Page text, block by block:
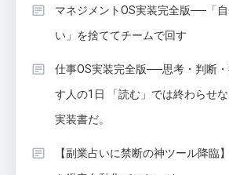
マネジメントOS実装完全版──「
い」を捨ててチームで回す
仕事OS実装完全版──思考・判断
す人の1日 「読む」では終わらせ
実装書だ。
【副業占いに禁断の神ツール降臨